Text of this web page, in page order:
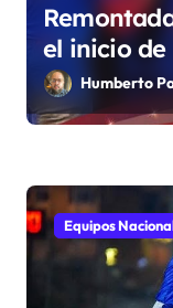
el inicio de
Humberto
Equipos